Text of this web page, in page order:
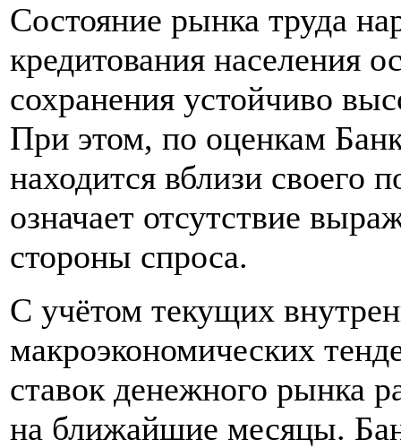
Состояние рынка труда
кредитования населения
сохранения устойчиво
При этом, по оценкам
находится вблизи своего
означает отсутствие
стороны спроса.
С учётом текущих
макроэкономических
ставок денежного рынка
на ближайшие месяцы.